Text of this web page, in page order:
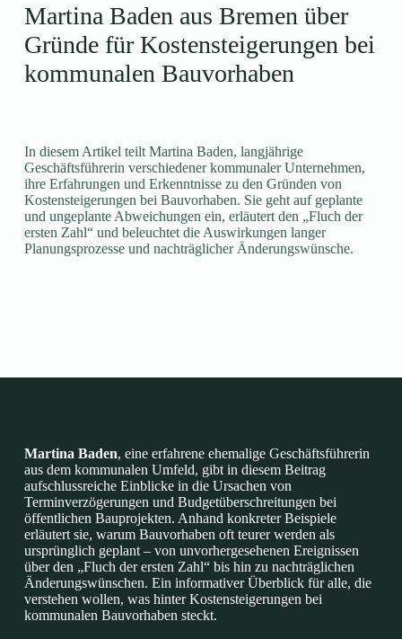
Martina Baden aus Bremen über
Gründe für Kostensteigerungen bei
kommunalen Bauvorhaben
In diesem Artikel teilt Martina Baden, langjährige
Geschäftsführerin verschiedener kommunaler Unternehmen,
ihre Erfahrungen und Erkenntnisse zu den Gründen von
Kostensteigerungen bei Bauvorhaben. Sie geht auf geplante
und ungeplante Abweichungen ein, erläutert den „Fluch der
ersten Zahl“ und beleuchtet die Auswirkungen langer
Planungsprozesse und nachträglicher Änderungswünsche.
Martina Baden, eine erfahrene ehemalige Geschäftsführerin
aus dem kommunalen Umfeld, gibt in diesem Beitrag
aufschlussreiche Einblicke in die Ursachen von
Terminverzögerungen und Budgetüberschreitungen bei
öffentlichen Bauprojekten. Anhand konkreter Beispiele
erläutert sie, warum Bauvorhaben oft teurer werden als
ursprünglich geplant – von unvorhergesehenen Ereignissen
über den „Fluch der ersten Zahl“ bis hin zu nachträglichen
Änderungswünschen. Ein informativer Überblick für alle, die
verstehen wollen, was hinter Kostensteigerungen bei
kommunalen Bauvorhaben steckt.